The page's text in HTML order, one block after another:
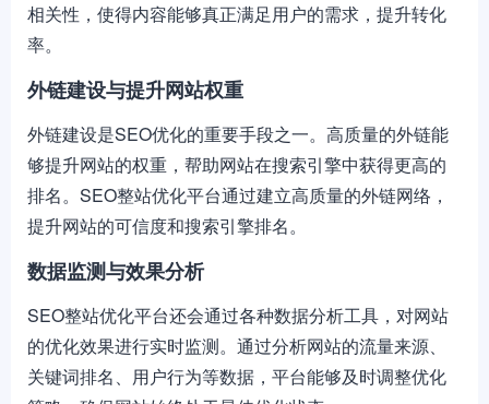
相关性，使得内容能够真正满足用户的需求，提升转化
率。
外链建设与提升网站权重
外链建设是SEO优化的重要手段之一。高质量的外链能
够提升网站的权重，帮助网站在搜索引擎中获得更高的
排名。SEO整站优化平台通过建立高质量的外链网络，
提升网站的可信度和搜索引擎排名。
数据监测与效果分析
SEO整站优化平台还会通过各种数据分析工具，对网站
的优化效果进行实时监测。通过分析网站的流量来源、
关键词排名、用户行为等数据，平台能够及时调整优化